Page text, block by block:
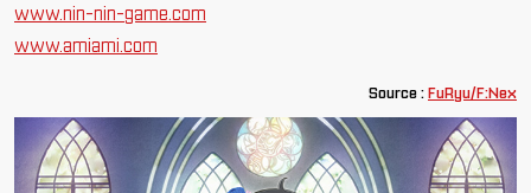
www.nin-nin-game.com
www.amiami.com
Source :FuRyu/F:Nex